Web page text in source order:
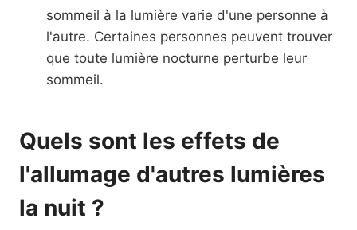
sommeil à la lumière varie d'une personne à
l'autre. Certaines personnes peuvent trouver
que toute lumière nocturne perturbe leur
sommeil.
Quels sont les effets de
l'allumage d'autres lumières
la nuit ?